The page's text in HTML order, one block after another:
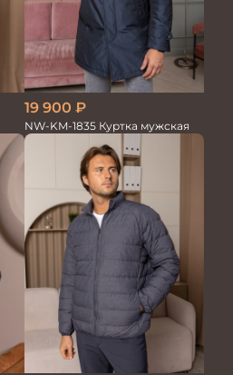
19 900 ₽
NW-KM-1835 Куртка мужская